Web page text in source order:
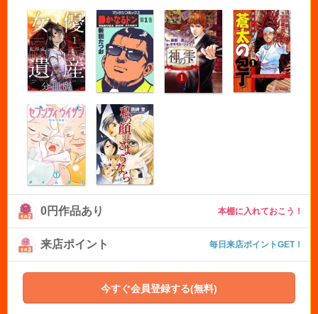
0円作品あり 本棚に入れておこう！
来店ポイント 毎日来店ポイントGET！
今すぐ会員登録する(無料)